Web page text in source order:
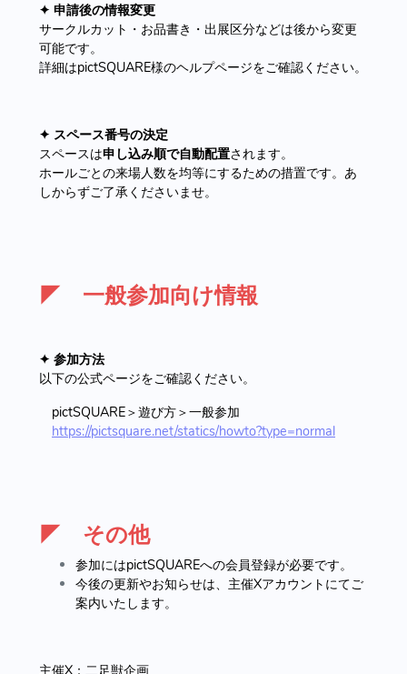
✦ 申請後の情報変更
サークルカット・お品書き・出展区分などは後から変更
可能です。
詳細はpictSQUARE様のヘルプページをご確認ください。
✦ スペース番号の決定
スペースは申し込み順で自動配置されます。
ホールごとの来場人数を均等にするための措置です。あ
しからずご了承くださいませ。
◤ 一般参加向け情報
✦ 参加方法
以下の公式ページをご確認ください。
pictSQUARE＞遊び方＞一般参加
https://pictsquare.net/statics/howto?type=normal
◤ その他
参加にはpictSQUAREへの会員登録が必要です。
今後の更新やお知らせは、主催Xアカウントにてご
案内いたします。